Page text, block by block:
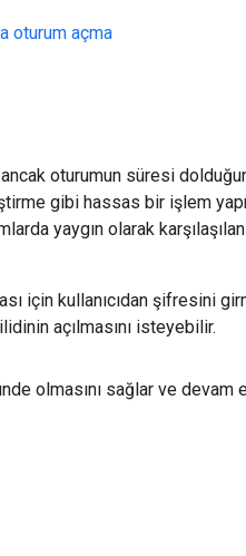
oturum açma
oturumun süresi
gibi hassas bir işlem
yaygın olarak karşılaşılan
için kullanıcıdan şifresini
açılmasını isteyebilir.
olmasını sağlar ve